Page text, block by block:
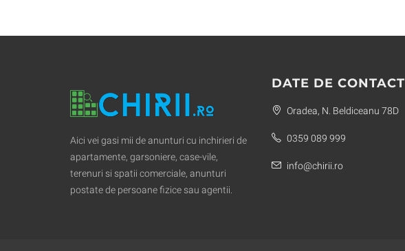
Aici vei gasi mii de anunturi cu inchirieri de
apartamente, garsoniere, case-vile,
terenuri si spatii comerciale, anunturi
postate de persoane fizice sau agentii.
DATE DE CONTACT
Oradea, N. Beldiceanu 78D
0359 089 999
info@chirii.ro